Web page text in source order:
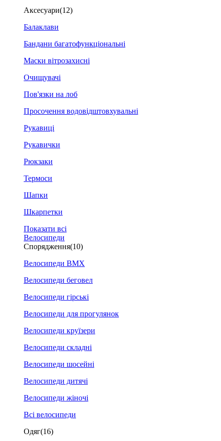
Аксесуари(12)
Балаклави
Бандани багатофункціональні
Маски вітрозахисні
Очищувачі
Пов'язки на лоб
Просочення водовідштовхувальні
Рукавиці
Рукавички
Рюкзаки
Термоси
Шапки
Шкарпетки
Показати всі
Велосипеди
Спорядження(10)
Велосипеди BMX
Велосипеди беговел
Велосипеди гірські
Велосипеди для прогулянок
Велосипеди круїзери
Велосипеди складні
Велосипеди шосейні
Велосипеди дитячі
Велосипеди жіночі
Всі велосипеди
Одяг(16)